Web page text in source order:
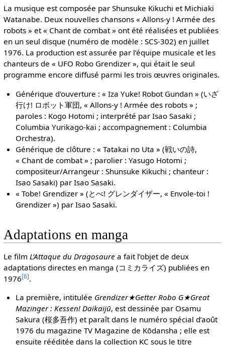
La musique est composée par Shunsuke Kikuchi et Michiaki
Watanabe. Deux nouvelles chansons « Allons-y ! Armée des
robots » et « Chant de combat » ont été réalisées et publiées
en un seul disque (numéro de modèle : SCS-302) en juillet
1976. La production est assurée par l’équipe musicale et les
chanteurs de « UFO Robo Grendizer », qui était le seul
programme encore diffusé parmi les trois œuvres originales.
Générique d'ouverture : « Iza Yuke! Robot Gundan » (いざ
行け! ロボット軍団, « Allons-y ! Armée des robots » ;
paroles : Kogo Hotomi ; interprété par Isao Sasaki ;
Columbia Yurikago-kai ; accompagnement : Columbia
Orchestra).
Générique de clôture : « Tatakai no Uta » (戦いの詩,
« Chant de combat » ; parolier : Yasugo Hotomi ;
compositeur/Arrangeur : Shunsuke Kikuchi ; chanteur :
Isao Sasaki) par Isao Sasaki.
« Tobe! Grendizer » (とべ! グレンダイザー, « Envole-toi !
Grendizer ») par Isao Sasaki.
Adaptations en manga
Le film L’Attaque du Dragosaure a fait l’objet de deux
adaptations directes en manga (コミカライズ) publiées en
1976[6].
La première, intitulée Grendizer★Getter Robo G★Great
Mazinger : Kessen! Daikaijū, est dessinée par Osamu
Sakura (桜多吾作) et paraît dans le numéro spécial d’août
1976 du magazine TV Magazine de Kōdansha ; elle est
ensuite rééditée dans la collection KC sous le titre